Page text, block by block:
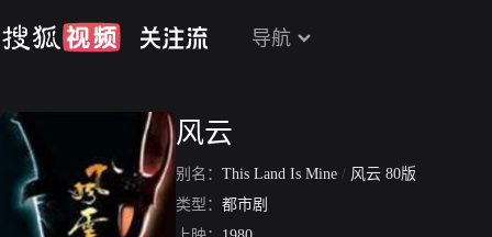
导航
风云
别名： This Land Is Mine / 风云 80版
类型： 都市剧